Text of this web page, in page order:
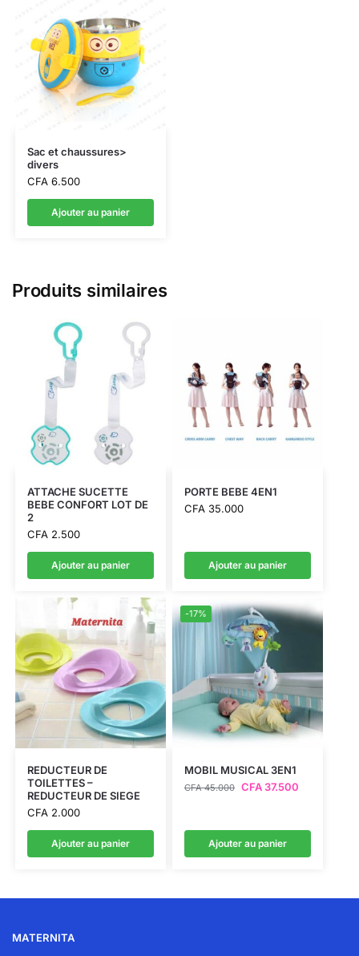
Sac et chaussures>
divers
CFA6.500
Ajouter au panier
Produits similaires
ATTACHE SUCETTE
BEBE CONFORT LOT DE
2
CFA2.500
Ajouter au panier
PORTE BEBE 4EN1
CFA35.000
Ajouter au panier
REDUCTEUR DE
TOILETTES –
REDUCTEUR DE SIEGE
CFA2.000
Ajouter au panier
-17%
MOBIL MUSICAL 3EN1
CFA45.000 CFA37.500
Ajouter au panier
MATERNITA